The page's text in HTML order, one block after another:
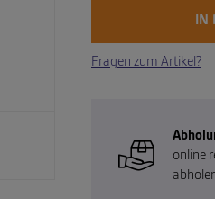
Fragen zum Artikel?
online